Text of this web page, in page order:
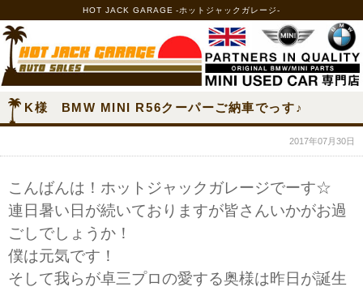
HOT JACK GARAGE -ホットジャックガレージ-
K様 BMW MINI R56クーパーご納車でっす♪
2017年07月30日
こんばんは！ホットジャックガレージでーす☆
連日暑い日が続いておりますが皆さんいかがお過
ごしでしょうか！
僕は元気です！
そして我らが卓三プロの愛する奥様は昨日が誕生